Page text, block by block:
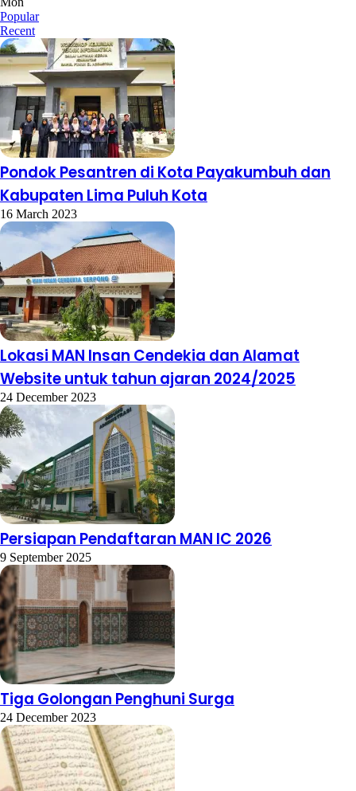
Popular
Recent
Pondok Pesantren di Kota Payakumbuh dan
Kabupaten Lima Puluh Kota
16 March 2023
Lokasi MAN Insan Cendekia dan Alamat
Website untuk tahun ajaran 2024/2025
24 December 2023
Persiapan Pendaftaran MAN IC 2026
9 September 2025
Tiga Golongan Penghuni Surga
24 December 2023